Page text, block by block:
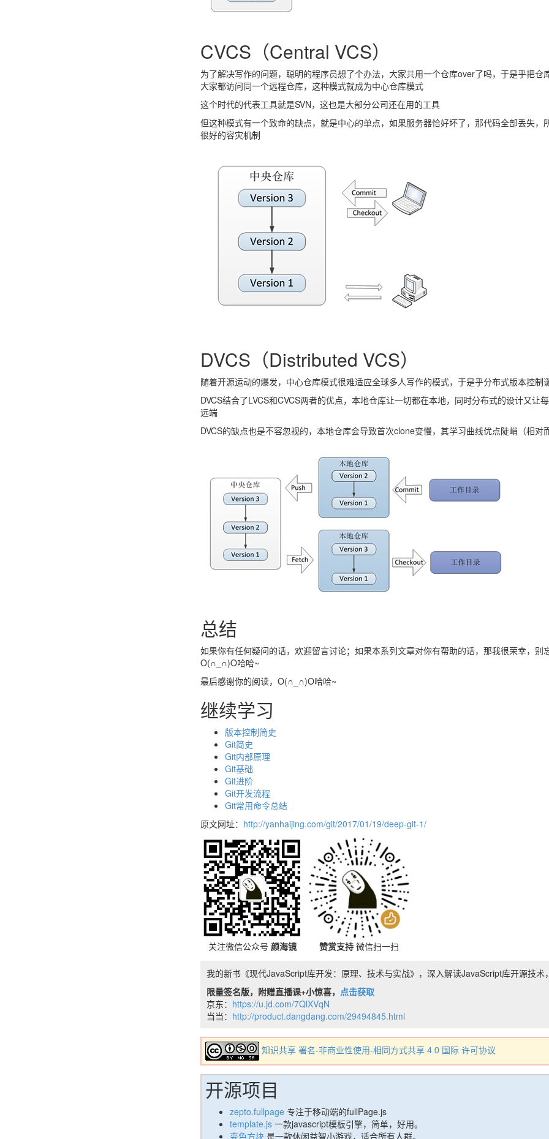
CVCS（Central VCS）
为了解决写作的问题，聪明的程序员想了个办法，大家共用一个仓库over了吗，于是乎把仓
大家都访问同一个远程仓库，这种模式就成为中心仓库模式
这个时代的代表工具就是SVN，这也是大部分公司还在用的工具
但这种模式有一个致命的缺点，就是中心的单点，如果服务器恰好坏了，那代码全部丢失，
很好的容灾机制
DVCS（Distributed VCS）
随着开源运动的爆发，中心仓库模式很难适应全球多人写作的模式，于是乎分布式版本控制
DVCS结合了LVCS和CVCS两者的优点，本地仓库让一切都在本地，同时分布式的设计又让
远端
DVCS的缺点也是不容忽视的，本地仓库会导致首次clone变慢，其学习曲线优点陡峭（相对
总结
如果你有任何疑问的话，欢迎留言讨论；如果本系列文章对你有帮助的话，那我很荣幸，别
O(∩_∩)O哈哈~
最后感谢你的阅读，O(∩_∩)O哈哈~
继续学习
版本控制简史
Git简史
Git内部原理
Git基础
Git进阶
Git开发流程
Git常用命令总结
原文网址： http://yanhaijing.com/git/2017/01/19/deep-git-1/
关注微信公众号 颜海镜 赞赏支持 微信扫一扫
我的新书《现代JavaScript库开发：原理、技术与实战》，深入解读JavaScript库开源技术
限量签名版，附赠直播课+小惊喜， 点击获取
京东： https://u.jd.com/7QlXVqN
当当： http://product.dangdang.com/29494845.html
知识共享 署名-非商业性使用-相同方式共享 4.0 国际 许可协议
开源项目
zepto.fullpage 专注于移动端的fullPage.js
template.js 一款javascript模板引擎，简单，好用。
变色方块 是一款休闲益智小游戏，适合所有人群。